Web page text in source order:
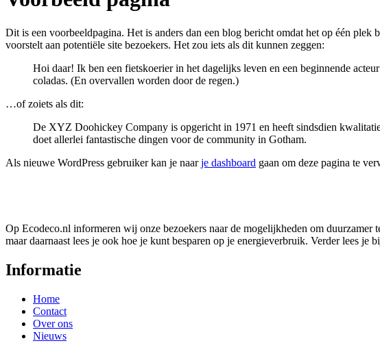
Dit is een voorbeeldpagina. Het is anders dan een blog bericht omdat het op één plek
voorstelt aan potentiële site bezoekers. Het zou iets als dit kunnen zeggen:
Hoi daar! Ik ben een fietskoerier in het dagelijks leven en een beginnende
coladas. (En overvallen worden door de regen.)
…of zoiets als dit:
De XYZ Doohickey Company is opgericht in 1971 en heeft sindsdien
doet allerlei fantastische dingen voor de community in Gotham.
Als nieuwe WordPress gebruiker kan je naarje dashboard gaan om deze pagina te
Op Ecodeco.nl informeren wij onze bezoekers naar de mogelijkheden om
maar daarnaast lees je ook hoe je kunt besparen op je energieverbruik. Verder lees
Informatie
Home
Contact
Over ons
Nieuws